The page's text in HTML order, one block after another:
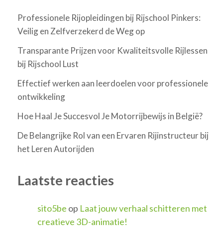
Professionele Rijopleidingen bij Rijschool Pinkers:
Veilig en Zelfverzekerd de Weg op
Transparante Prijzen voor Kwaliteitsvolle Rijlessen
bij Rijschool Lust
Effectief werken aan leerdoelen voor professionele
ontwikkeling
Hoe Haal Je Succesvol Je Motorrijbewijs in België?
De Belangrijke Rol van een Ervaren Rijinstructeur bij
het Leren Autorijden
Laatste reacties
sito5be op Laat jouw verhaal schitteren met
creatieve 3D-animatie!